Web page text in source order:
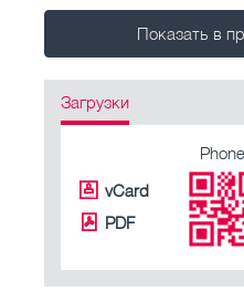
Показать в
Загрузки
vCard
PDF